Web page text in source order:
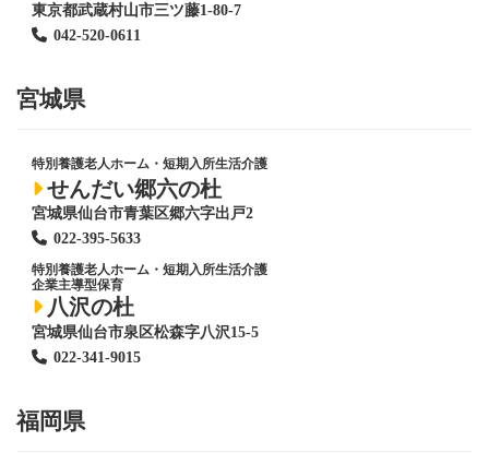
東京都武蔵村山市三ツ藤1-80-7
042-520-0611
宮城県
特別養護老人ホーム ・短期入所生活介護
せんだい郷六の杜
宮城県仙台市青葉区郷六字出戸2
022-395-5633
特別養護老人ホーム ・短期入所生活介護
企業主導型保育
八沢の杜
宮城県仙台市泉区松森字八沢15-5
022-341-9015
福岡県